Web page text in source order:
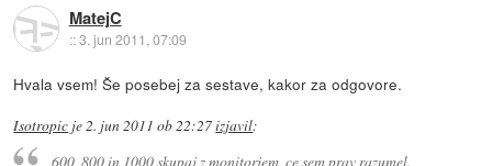
MatejC
::3. jun 2011, 07:09
Hvala vsem! Še posebej za sestave, kakor za odgovore.
Isotropic je 2. jun 2011 ob 22:27izjavil:
600, 800 in 1000 skupaj z monitorjem, ce sem prav razumel.